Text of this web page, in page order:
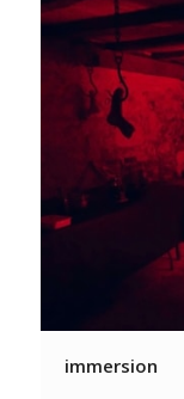
immersion